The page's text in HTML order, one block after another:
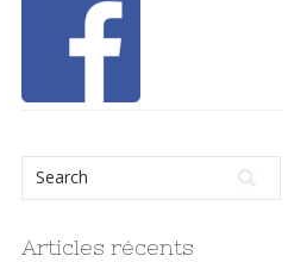
Articles récents